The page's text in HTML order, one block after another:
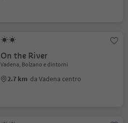
On the River
Vadena, Bolzano e dintorni
2.7 km da Vadena centro